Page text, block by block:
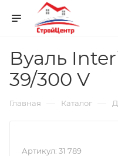
Вуаль
39/300 V
Главная — Каталог —
Артикул: 31 789